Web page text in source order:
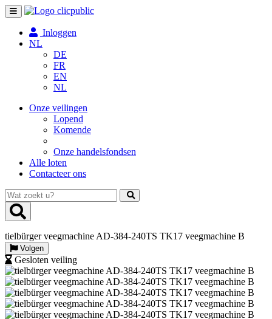
Toggle
navigation
Inloggen
NL
DE
FR
EN
NL
Onze veilingen
Lopend
Komende
Onze handelsfondsen
Alle loten
Contacteer ons
Wat
zoekt
u?
tielbürger veegmachine AD-384-240TS TK17 veegmachine B
Volgen
Gesloten veiling